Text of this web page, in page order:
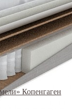
Копенгаген